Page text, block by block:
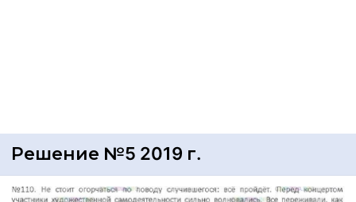
Решение №5 2019 г.